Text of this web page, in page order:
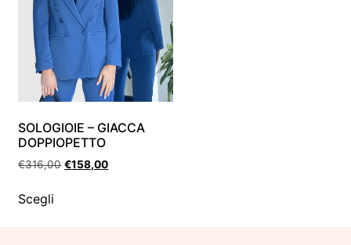
SOLOGIOIE – GIACCA
DOPPIOPETTO
€316,00 €158,00
Scegli